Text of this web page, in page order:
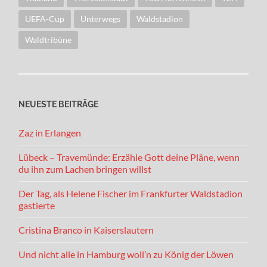
UEFA-Cup Unterwegs Waldstadion
Waldtribüne
NEUESTE BEITRÄGE
Zaz in Erlangen
Lübeck – Travemünde: Erzähle Gott deine Pläne, wenn
du ihn zum Lachen bringen willst
Der Tag, als Helene Fischer im Frankfurter Waldstadion
gastierte
Cristina Branco in Kaiserslautern
Und nicht alle in Hamburg woll’n zu König der Löwen